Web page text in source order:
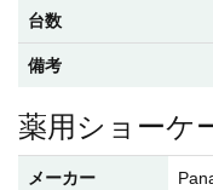
台数
備考
薬用ショーケ
メーカー